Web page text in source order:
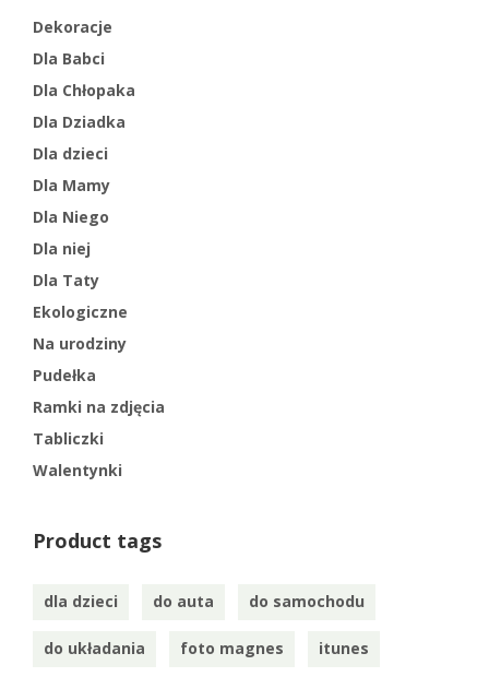
Dekoracje
Dla Babci
Dla Chłopaka
Dla Dziadka
Dla dzieci
Dla Mamy
Dla Niego
Dla niej
Dla Taty
Ekologiczne
Na urodziny
Pudełka
Ramki na zdjęcia
Tabliczki
Walentynki
Product tags
dla dzieci do auta do samochodu
do układania foto magnes itunes